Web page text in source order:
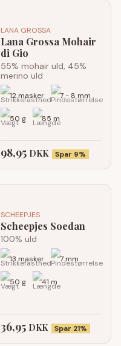
LANA GROSSA
Lana Grossa Mohair
di Gio
55% mohair uld, 45%
merino uld
12 masker 7 - 8 mm
50 g 85 m
98,95 DKK Spar 9%
SCHEEPJES
Scheepjes Soedan
100% uld
13 masker 7 mm
50 g 41 m
36,95 DKK Spar 21%